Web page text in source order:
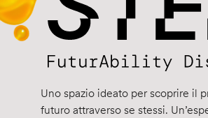
Uno spazio ideato per scoprire il
futuro attraverso se stessi.